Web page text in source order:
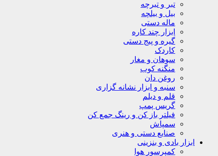
تبر و تبرچه
بیل و بیلچه
ماله دستی
ابزار چند کاره
گیره و پیج دستی
کاردک
سوهان و مغار
منگنه کوب
روغن دان
سنبه و ابزار نشانه گزاری
قلم و دیلم
گریس پمپ
فیلتر باز کن و رینگ جمع کن
سمپاش
صنایع دستی و هنری
ابزار بادی و بنزینی
کمپرسور هوا